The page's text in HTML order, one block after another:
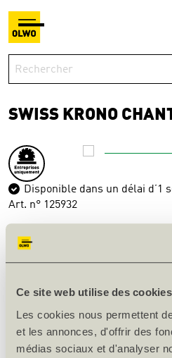
Ce site web utilise des
Les cookies nous permettent
et les annonces, d'offrir des
médias sociaux et d'analyser
SWISS KRONO
Disponible dans un délai d’1
Art. n° 125932
INFORMATIONS SUR LE
Largeur [mm]
23
Décor
Décor n°
U